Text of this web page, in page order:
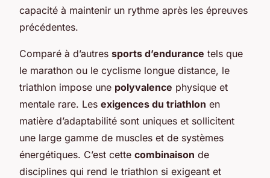
capacité à maintenir un rythme après les épreuves
précédentes.
Comparé à d’autres sports d’endurance tels que
le marathon ou le cyclisme longue distance, le
triathlon impose une polyvalence physique et
mentale rare. Les exigences du triathlon en
matière d’adaptabilité sont uniques et sollicitent
une large gamme de muscles et de systèmes
énergétiques. C’est cette combinaison de
disciplines qui rend le triathlon si exigeant et